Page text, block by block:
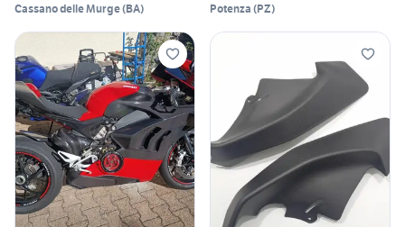
Cassano delle Murge(BA) Potenza (PZ)